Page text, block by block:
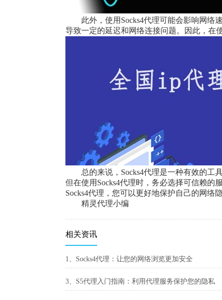
此外，使用Socks4代理可能会影响网络
导致一定的延迟和网络连接问题。因此，在
总的来说，Socks4代理是一种有效的工
但在使用Socks4代理时，务必选择可信赖的
Socks4代理，您可以更好地保护自己的网
精灵代理小编
相关资讯
1、Socks4代理：让您的网络浏览更加安全
3、S5代理入门指南：利用代理服务保护您的隐私